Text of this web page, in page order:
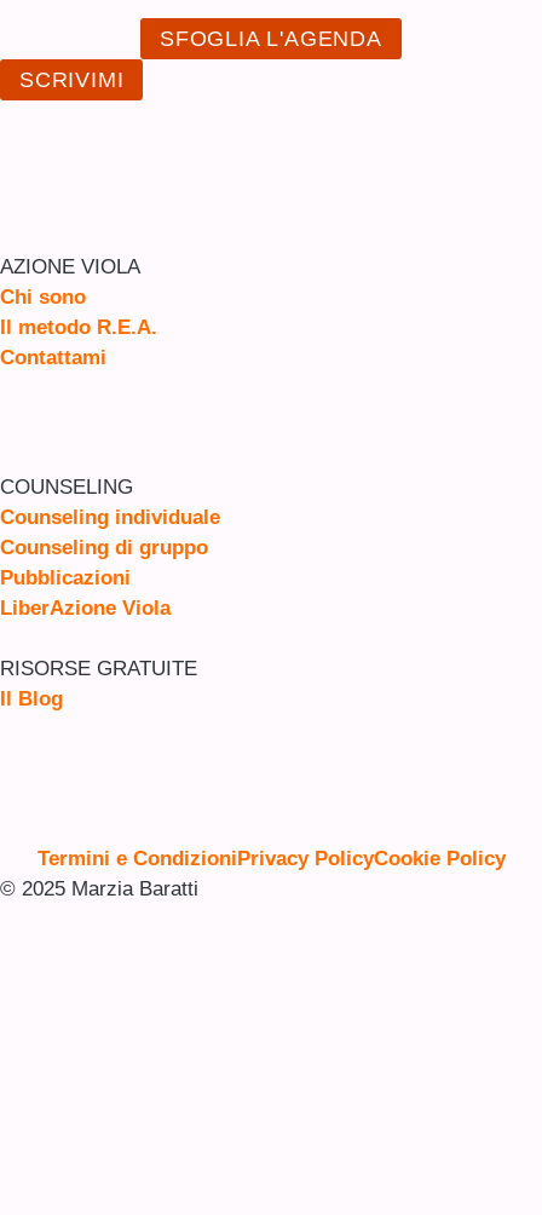
SFOGLIA L'AGENDA
SCRIVIMI
AZIONE VIOLA
Chi sono
Il metodo R.E.A.
Contattami
COUNSELING
Counseling individuale
Counseling di gruppo
Pubblicazioni
LiberAzione Viola
RISORSE GRATUITE
Il Blog
Termini e CondizioniPrivacy PolicyCookie Policy
© 2025 Marzia Baratti